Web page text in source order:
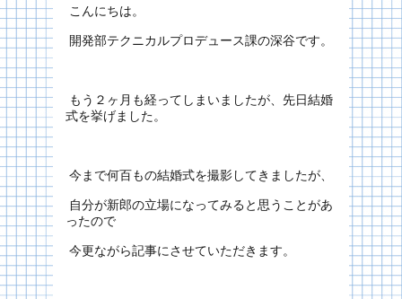
こんにちは。
開発部テクニカルプロデュース課の深谷です。
もう２ヶ月も経ってしまいましたが、先日結婚
式を挙げました。
今まで何百もの結婚式を撮影してきましたが、
自分が新郎の立場になってみると思うことがあ
ったので
今更ながら記事にさせていただきます。